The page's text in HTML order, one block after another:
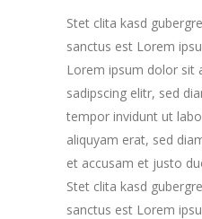
Stet clita kasd
sanctus est Lorem
Lorem ipsum dolor sit
sadipscing elitr, sed
tempor invidunt ut
aliquyam erat, sed
et accusam et justo
Stet clita kasd
sanctus est Lorem